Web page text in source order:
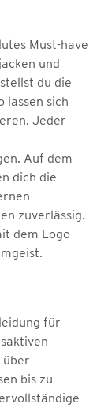
Must-have
und
du die
lassen sich
Jeder
Auf dem
dich die
zuverlässig.
dem Logo
für
über
bis zu